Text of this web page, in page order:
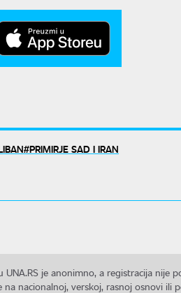
PRIMIRJE SAD I IRAN
je anonimno, a registracija nije
nacionalnoj, verskoj, rasnoj osnovi ili